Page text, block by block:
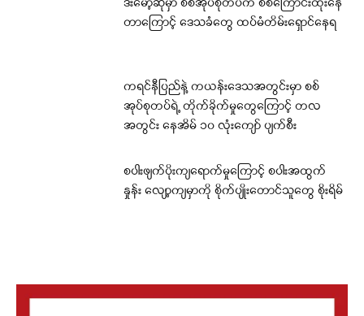
တာကြောင့် ဒေသခံတွေ ထပ်မံတိမ်းရှောင်နေရ
ကရင်နီပြည်နဲ့ ကယန်းဒေသအတွင်းမှာ စစ်
အုပ်စုတပ်ရဲ့ တိုက်ခိုက်မှုတွေကြောင့် တလ
အတွင်း နေအိမ် ၁၀ လုံးကျော် ပျက်စီး
စပါးဖျက်ပိုးကျရောက်မှုကြောင့် စပါးအထွက်
နှုန်း လျော့ကျမှာကို စိုက်ပျိုးတောင်သူတွေ စိုးရိမ်